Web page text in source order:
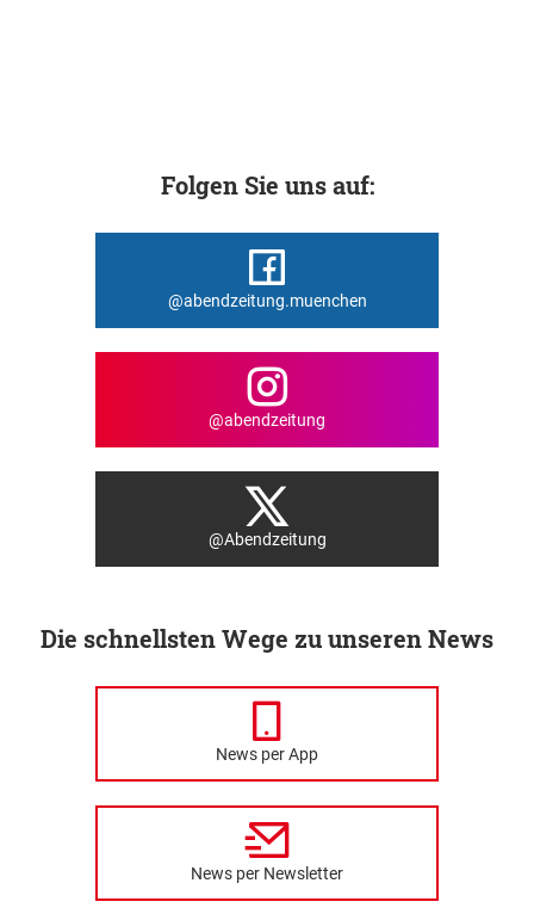
Folgen Sie uns auf:
@abendzeitung.muenchen
@abendzeitung
@Abendzeitung
Die schnellsten Wege zu unseren News
News per App
News per Newsletter